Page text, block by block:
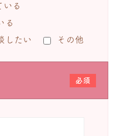
いる
る
したい
その他
必須